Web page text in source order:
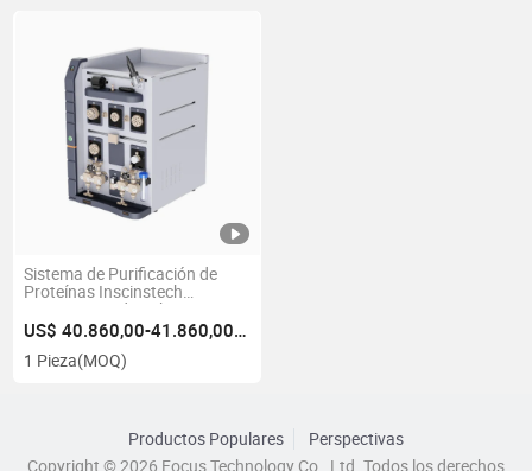
Sistema de Purificación de
Proteínas Inscinstech
Instrumento de Laboratorio
(Único AutoPure100-L2) Fplc
Puede Cumplir con los
Requisitos de la FDA 21 CFR
US$ 40.860,00-41.860,00/Pieza
1 Pieza(MOQ)
Productos Populares
Perspectivas